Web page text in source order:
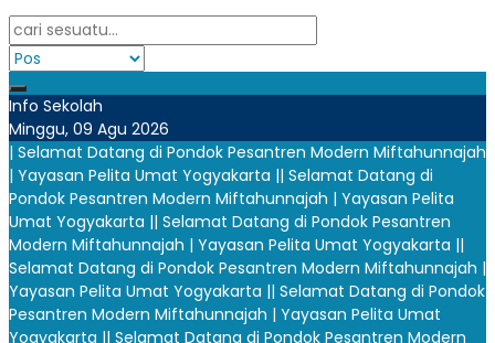
Info Sekolah
Minggu, 09 Agu 2026
| Selamat Datang di Pondok Pesantren Modern Miftahunnajah
| Yayasan Pelita Umat Yogyakarta || Selamat Datang di
Pondok Pesantren Modern Miftahunnajah | Yayasan Pelita
Umat Yogyakarta || Selamat Datang di Pondok Pesantren
Modern Miftahunnajah | Yayasan Pelita Umat Yogyakarta ||
Selamat Datang di Pondok Pesantren Modern Miftahunnajah |
Yayasan Pelita Umat Yogyakarta || Selamat Datang di Pondok
Pesantren Modern Miftahunnajah | Yayasan Pelita Umat
Yogyakarta || Selamat Datang di Pondok Pesantren Modern